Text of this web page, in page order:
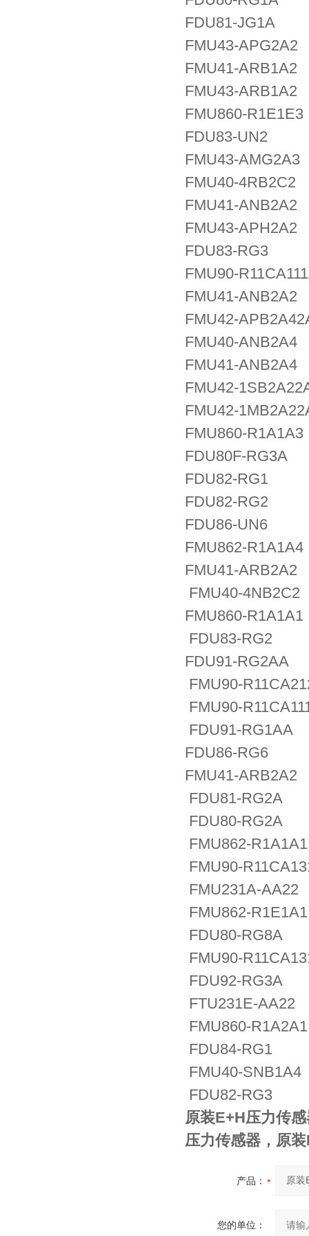
FDU81-JG1A
FMU43-APG2A2
FMU41-ARB1A2
FMU43-ARB1A2
FMU860-R1E1E3
FDU83-UN2
FMU43-AMG2A3
FMU40-4RB2C2
FMU41-ANB2A2
FMU43-APH2A2
FDU83-RG3
FMU90-
FMU41-ANB2A2
FMU42-
FMU40-ANB2A4
FMU41-ANB2A4
FMU42-
FMU42-
FMU860-R1A1A3
FDU80F-RG3A
FDU82-RG1
FDU82-RG2
FDU86-UN6
FMU862-R1A1A4
FMU41-ARB2A2
FMU40-4NB2C2
FMU860-R1A1A1
FDU83-RG2
FDU91-RG2AA
FMU90-
FMU90-
FDU91-RG1AA
FDU86-RG6
FMU41-ARB2A2
FDU81-RG2A
FDU80-RG2A
FMU862-R1A1A1
FMU90-
FMU231A-AA22
FMU862-R1E1A1
FDU80-RG8A
FMU90-
FDU92-RG3A
FTU231E-AA22
FMU860-R1A2A1
FDU84-RG1
FMU40-SNB1A4
FDU82-RG3
原装E+H压力传
压力传感器，原
产品：
您的单位：